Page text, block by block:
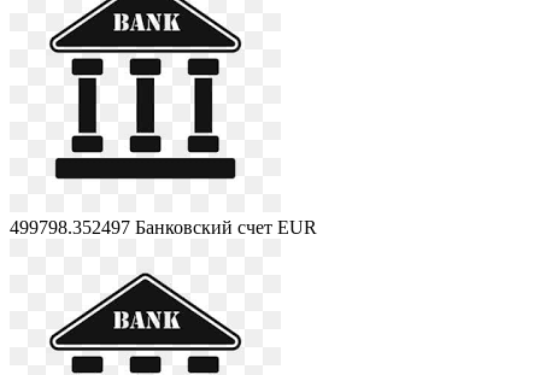
499798.352497 Банковский счет EUR